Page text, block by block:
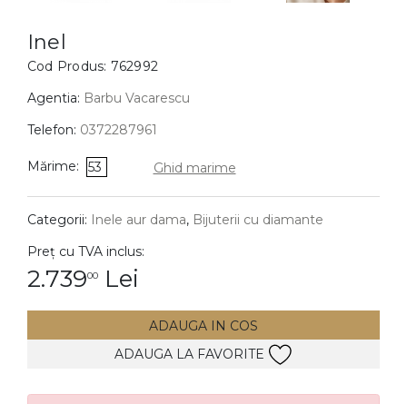
Cercei
Bratari
Coliere
Lanturi
Pandantive
DIAMANTE Vezi toate
Cercei
Inel
Cod Produs: 762992
Agentia: Barbu Vacarescu
Telefon: 0372287961
Mărime: 53 Ghid marime
Categorii: Inele aur dama, Bijuterii cu diamante
Preț cu TVA inclus:
2.73900 Lei
ADAUGA IN COS
ADAUGA LA FAVORITE